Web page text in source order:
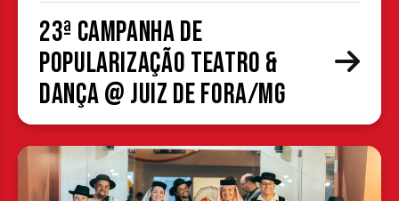
23ª Campanha de
Popularização Teatro &
Dança @ Juiz de Fora/MG